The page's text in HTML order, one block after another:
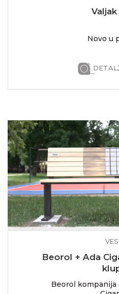
Novo u
Beorol + Ada
Beorol kompanija